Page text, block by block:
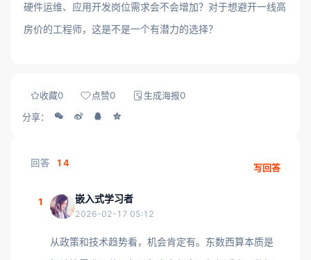
硬件运维、应用开发岗位需求会不会增加？对于想避开一线高
房价的工程师，这是不是一个有潜力的选择？
收藏0 点赞0 生成海报0
分享：
回答 14 写回答
1 嵌入式学习者
2026-02-17 05:12
从政策和技术趋势看，机会肯定有。东数西算本质是